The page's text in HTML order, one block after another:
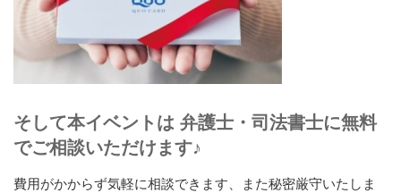
そして本イベントは 弁護士・司法書士に無料
でご相談いただけます♪
費用がかからず気軽に相談できます、また秘密厳守いたしま